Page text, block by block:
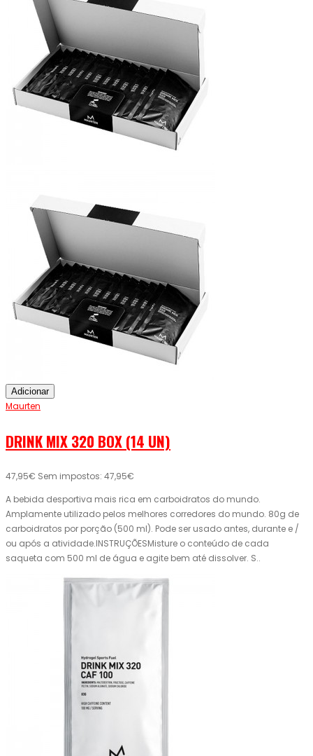
Adicionar
Maurten
DRINK MIX 320 BOX (14 UN)
47,95€ Sem impostos: 47,95€
A bebida desportiva mais rica em carboidratos do mundo.
Amplamente utilizado pelos melhores corredores do mundo. 80g de
carboidratos por porção (500 ml). Pode ser usado antes, durante e /
ou após a atividade.INSTRUÇÕESMisture o conteúdo de cada
saqueta com 500 ml de água e agite bem até dissolver. S..